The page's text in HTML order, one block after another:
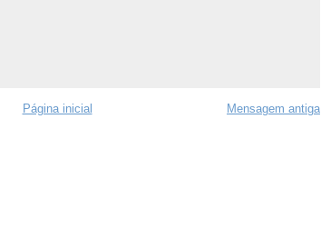
Mensagem antiga
Página inicial